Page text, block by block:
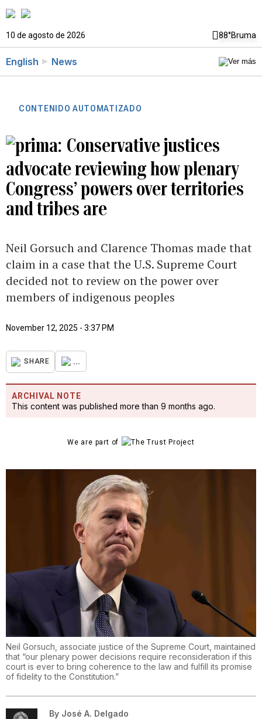
10 de agosto de 2026 88°Bruma
English News
CONTENIDO AUTOMATIZADO
Conservative justices
advocate reviewing how plenary
Congress’ powers over territories
and tribes are
Neil Gorsuch and Clarence Thomas made that
claim in a case that the U.S. Supreme Court
decided not to review on the power over
members of indigenous peoples
November 12, 2025 - 3:37 PM
SHARE ...
ARCHIVAL NOTE
This content was published more than 9 months ago.
We are part of
Neil Gorsuch, associate justice of the Supreme Court, maintained
that “our plenary power decisions require reconsideration if this
court is ever to bring coherence to the law and fulfill its promise
of fidelity to the Constitution.”
By José A. Delgado